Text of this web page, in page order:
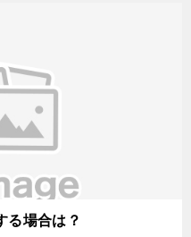
る場合は？